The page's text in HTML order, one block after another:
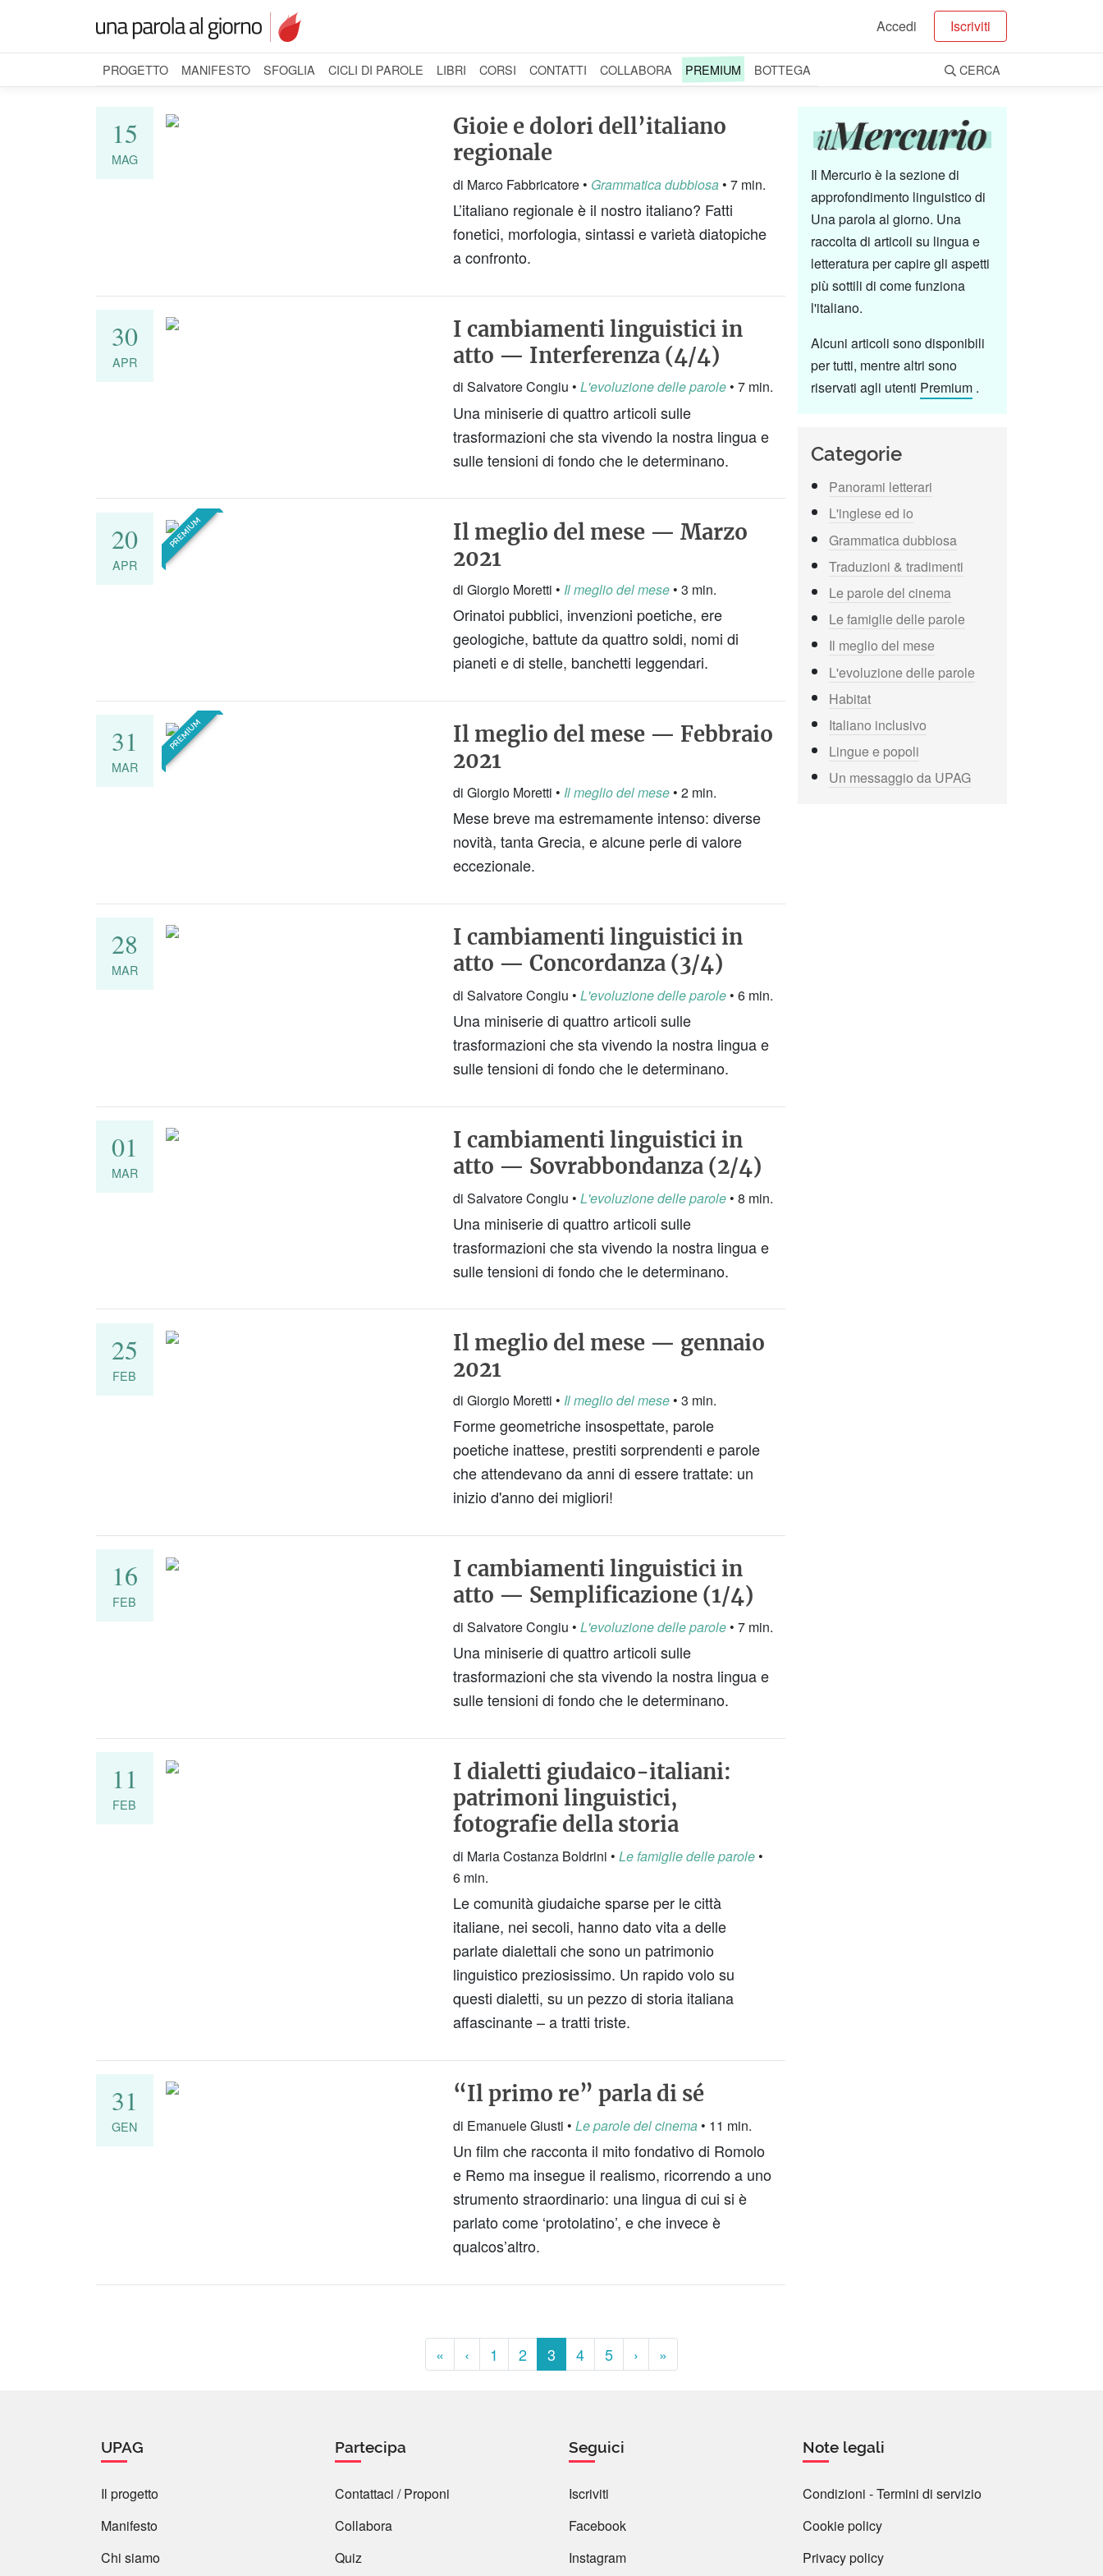
Accedi Iscriviti
PROGETTO MANIFESTO SFOGLIA CICLI DI PAROLE LIBRI CORSI CONTATTI COLLABORA PREMIUM BOTTEGA CERCA
15
MAG
Gioie e dolori dell’italiano
regionale
di Marco Fabbricatore • Grammatica dubbiosa • 7 min.
L’italiano regionale è il nostro italiano? Fatti
fonetici, morfologia, sintassi e varietà diatopiche
a confronto.
30
APR
I cambiamenti linguistici in
atto — Interferenza (4/4)
di Salvatore Congiu • L'evoluzione delle parole • 7 min.
Una miniserie di quattro articoli sulle
trasformazioni che sta vivendo la nostra lingua e
sulle tensioni di fondo che le determinano.
PREMIUM
20
APR
Il meglio del mese — Marzo
2021
di Giorgio Moretti • Il meglio del mese • 3 min.
Orinatoi pubblici, invenzioni poetiche, ere
geologiche, battute da quattro soldi, nomi di
pianeti e di stelle, banchetti leggendari.
PREMIUM
31
MAR
Il meglio del mese — Febbraio
2021
di Giorgio Moretti • Il meglio del mese • 2 min.
Mese breve ma estremamente intenso: diverse
novità, tanta Grecia, e alcune perle di valore
eccezionale.
28
MAR
I cambiamenti linguistici in
atto — Concordanza (3/4)
di Salvatore Congiu • L'evoluzione delle parole • 6 min.
Una miniserie di quattro articoli sulle
trasformazioni che sta vivendo la nostra lingua e
sulle tensioni di fondo che le determinano.
01
MAR
I cambiamenti linguistici in
atto — Sovrabbondanza (2/4)
di Salvatore Congiu • L'evoluzione delle parole • 8 min.
Una miniserie di quattro articoli sulle
trasformazioni che sta vivendo la nostra lingua e
sulle tensioni di fondo che le determinano.
25
FEB
Il meglio del mese — gennaio
2021
di Giorgio Moretti • Il meglio del mese • 3 min.
Forme geometriche insospettate, parole
poetiche inattese, prestiti sorprendenti e parole
che attendevano da anni di essere trattate: un
inizio d'anno dei migliori!
16
FEB
I cambiamenti linguistici in
atto — Semplificazione (1/4)
di Salvatore Congiu • L'evoluzione delle parole • 7 min.
Una miniserie di quattro articoli sulle
trasformazioni che sta vivendo la nostra lingua e
sulle tensioni di fondo che le determinano.
11
FEB
I dialetti giudaico-italiani:
patrimoni linguistici,
fotografie della storia
di Maria Costanza Boldrini • Le famiglie delle parole •
6 min.
Le comunità giudaiche sparse per le città
italiane, nei secoli, hanno dato vita a delle
parlate dialettali che sono un patrimonio
linguistico preziosissimo. Un rapido volo su
questi dialetti, su un pezzo di storia italiana
affascinante – a tratti triste.
31
GEN
“Il primo re” parla di sé
di Emanuele Giusti • Le parole del cinema • 11 min.
Un film che racconta il mito fondativo di Romolo
e Remo ma insegue il realismo, ricorrendo a uno
strumento straordinario: una lingua di cui si è
parlato come ‘protolatino’, e che invece è
qualcos’altro.
Il Mercurio è la sezione di
approfondimento linguistico di
Una parola al giorno. Una
raccolta di articoli su lingua e
letteratura per capire gli aspetti
più sottili di come funziona
l'italiano.
Alcuni articoli sono disponibili
per tutti, mentre altri sono
riservati agli utenti Premium .
Categorie
Panorami letterari
L'inglese ed io
Grammatica dubbiosa
Traduzioni & tradimenti
Le parole del cinema
Le famiglie delle parole
Il meglio del mese
L'evoluzione delle parole
Habitat
Italiano inclusivo
Lingue e popoli
Un messaggio da UPAG
« ‹ 1 2 3 4 5 › »
UPAG
Il progetto
Manifesto
Chi siamo
Partecipa
Contattaci / Proponi
Collabora
Quiz
Seguici
Iscriviti
Facebook
Instagram
Note legali
Condizioni - Termini di servizio
Cookie policy
Privacy policy